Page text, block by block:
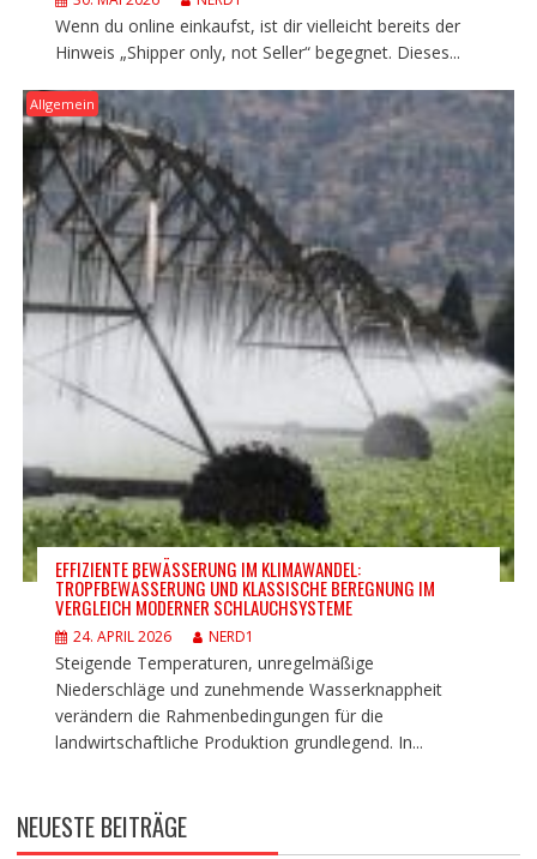
Wenn du online einkaufst, ist dir vielleicht bereits der
Hinweis „Shipper only, not Seller“ begegnet. Dieses...
Allgemein
EFFIZIENTE BEWÄSSERUNG IM KLIMAWANDEL:
TROPFBEWÄSSERUNG UND KLASSISCHE BEREGNUNG IM
VERGLEICH MODERNER SCHLAUCHSYSTEME
24. APRIL 2026 NERD1
Steigende Temperaturen, unregelmäßige
Niederschläge und zunehmende Wasserknappheit
verändern die Rahmenbedingungen für die
landwirtschaftliche Produktion grundlegend. In...
NEUESTE BEITRÄGE